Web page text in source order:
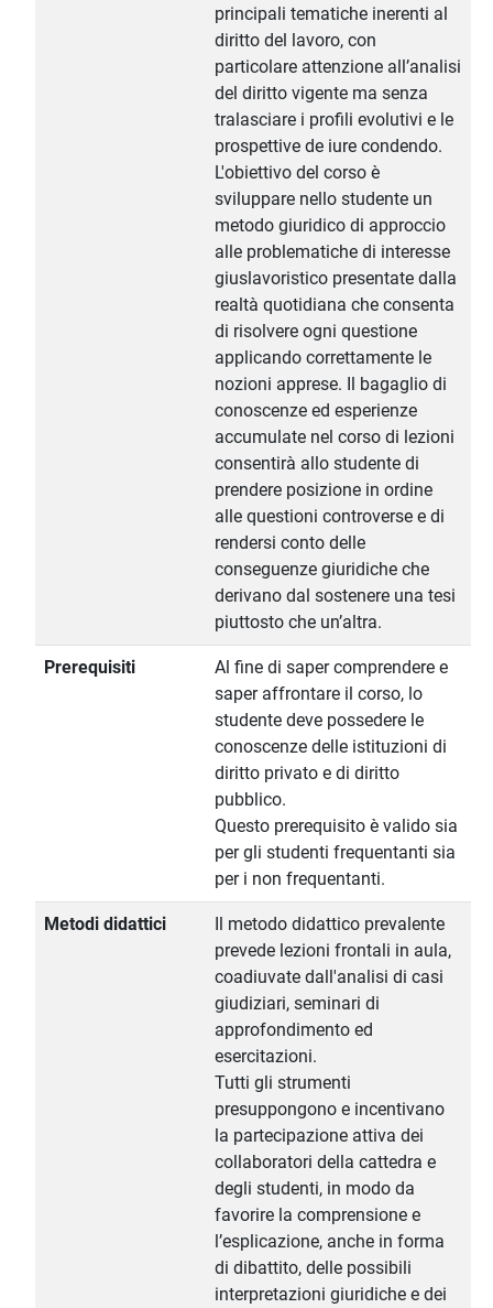
principali tematiche inerenti al
diritto del lavoro, con
particolare attenzione all’analisi
del diritto vigente ma senza
tralasciare i profili evolutivi e le
prospettive de iure condendo.
L'obiettivo del corso è
sviluppare nello studente un
metodo giuridico di approccio
alle problematiche di interesse
giuslavoristico presentate dalla
realtà quotidiana che consenta
di risolvere ogni questione
applicando correttamente le
nozioni apprese. Il bagaglio di
conoscenze ed esperienze
accumulate nel corso di lezioni
consentirà allo studente di
prendere posizione in ordine
alle questioni controverse e di
rendersi conto delle
conseguenze giuridiche che
derivano dal sostenere una tesi
piuttosto che un’altra.
Prerequisiti
Al fine di saper comprendere e
saper affrontare il corso, lo
studente deve possedere le
conoscenze delle istituzioni di
diritto privato e di diritto
pubblico.
Questo prerequisito è valido sia
per gli studenti frequentanti sia
per i non frequentanti.
Metodi didattici
Il metodo didattico prevalente
prevede lezioni frontali in aula,
coadiuvate dall'analisi di casi
giudiziari, seminari di
approfondimento ed
esercitazioni.
Tutti gli strumenti
presuppongono e incentivano
la partecipazione attiva dei
collaboratori della cattedra e
degli studenti, in modo da
favorire la comprensione e
l’esplicazione, anche in forma
di dibattito, delle possibili
interpretazioni giuridiche e dei